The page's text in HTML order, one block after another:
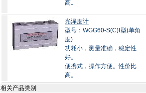
高。
光泽度计
型号：WGG60-S(C)Ⅰ型(单角
度)
功耗小，测量准确，稳定性
好。
便携式，操作方便。性价比
高。
相关产品类别